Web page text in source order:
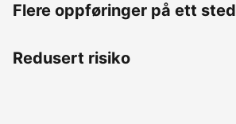
Flere oppføringer på ett sted
Redusert risiko